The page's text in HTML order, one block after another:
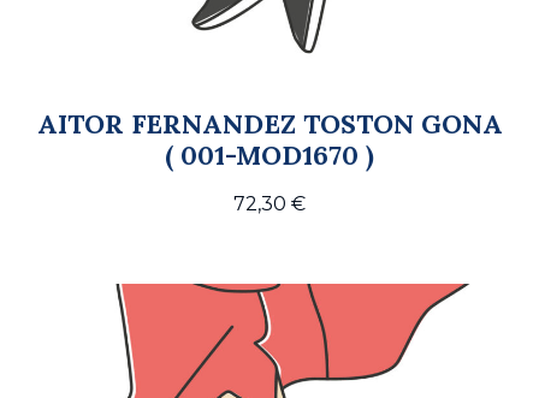
AITOR FERNANDEZ TOSTON GONA
( 001-MOD1670 )
72,30 €